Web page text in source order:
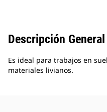
Descripción General
Es ideal para trabajos en
materiales livianos.